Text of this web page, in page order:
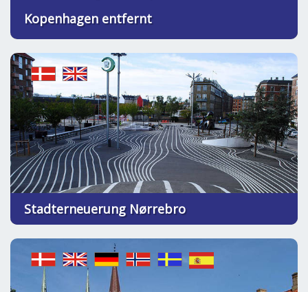
Kopenhagen entfernt
Stadterneuerung Nørrebro